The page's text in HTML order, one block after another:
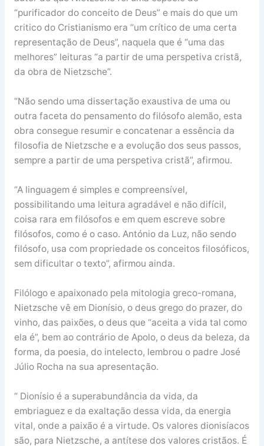
“purificador do conceito de Deus” e mais do que um
critico do Cristianismo era “um crítico de uma certa
representação de Deus”, naquela que é “uma das
melhores” leituras “a partir de uma perspetiva cristã,
da obra de Nietzsche”.
“Não sendo uma dissertação exaustiva de uma ou
outra faceta do pensamento do filósofo alemão, esta
obra consegue resumir e concatenar a essência da
filosofia de Nietzsche e a evolução dos seus passos,
sempre a partir de uma perspetiva cristã”, afirmou.
“A linguagem é simples e compreensível,
possibilitando uma leitura agradável e não difícil,
coisa rara em filósofos e em quem escreve sobre
filósofos, como é o caso. António da Luz, não sendo
filósofo, usa com propriedade os conceitos filosóficos,
sem dificultar o texto”, afirmou ainda.
Filólogo e apaixonado pela mitologia greco-romana,
Nietzsche vê em Dionísio, o deus grego do prazer, do
vinho, das paixões, o deus que “aceita a vida tal como
ela é”, bem ao contrário de Apolo, o deus da beleza, da
forma, da poesia, do intelecto, lembrou o padre José
Júlio Rocha na sua apresentação.
“ Dionísio é a superabundância da vida, da
embriaguez e da exaltação dessa vida, da energia
vital, onde a paixão é a virtude. Os valores dionisíacos
são, para Nietzsche, a antítese dos valores cristãos. É